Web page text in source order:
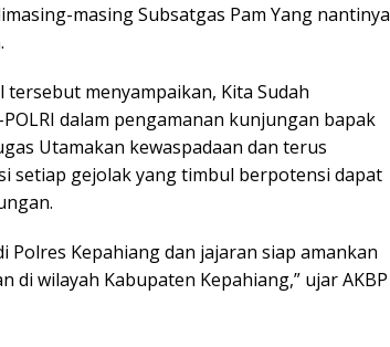
masing Subsatgas Pam Yang nantinya
menyampaikan, Kita Sudah
dalam pengamanan kunjungan bapak
Utamakan kewaspadaan dan terus
setiap gejolak yang timbul berpotensi dapat
Kepahiang dan jajaran siap amankan
wilayah Kabupaten Kepahiang,” ujar AKBP